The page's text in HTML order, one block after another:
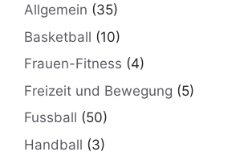
Allgemein (35)
Basketball (10)
Frauen-Fitness (4)
Freizeit und Bewegung (5)
Fussball (50)
Handball (3)